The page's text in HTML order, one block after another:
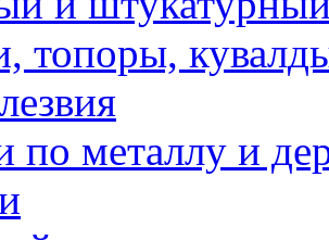
топоры,
по металлу и